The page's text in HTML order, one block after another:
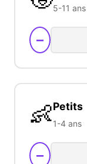
5-11 ans
−
👶Petits
1-4 ans
−